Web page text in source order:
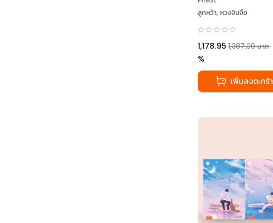
ลูกหว้า, หวงจินจือ
1,178.95 1,387.00 บาท
%
เพิ่มลงตะกร้า